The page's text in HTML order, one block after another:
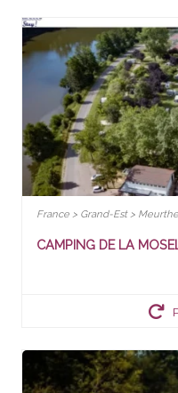
France > Grand-Est >
CAMPING DE LA